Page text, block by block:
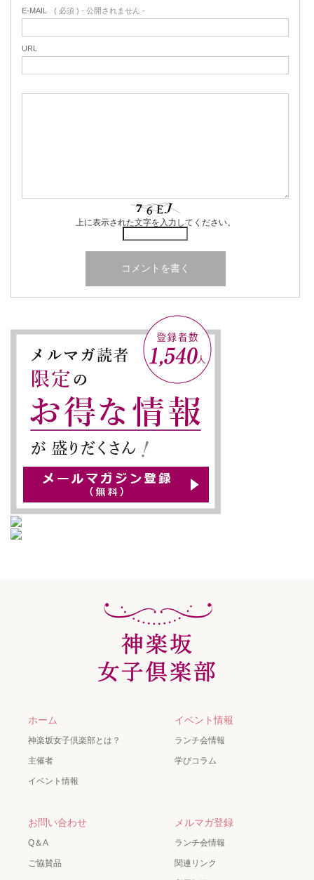
E-MAIL ( 必須 ) - 公開されません -
URL
上に表示された文字を入力してください。
ホーム
神楽坂女子倶楽部とは？
主催者
イベント情報
イベント情報
ランチ会情報
学びコラム
お問い合わせ
Q＆A
ご協賛品
メルマガ登録
ランチ会情報
関連リンク